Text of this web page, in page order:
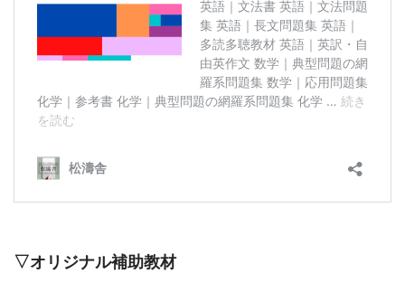
▽オリジナル補助教材